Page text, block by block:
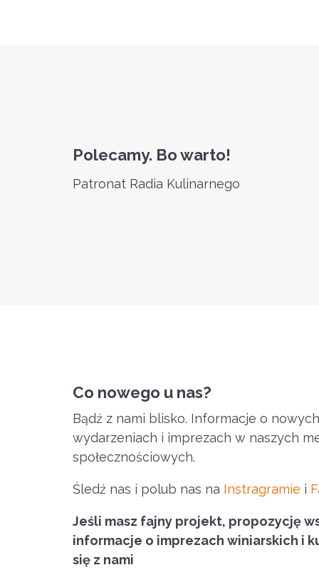
Polecamy. Bo warto!
Patronat Radia Kulinarnego
Co nowego u nas?
Bądź z nami blisko. Informacje o
wydarzeniach i imprezach w naszych
społecznościowych.
Śledź nas i polub nas na Instragramie i
Jeśli masz fajny projekt, propozycję
informacje o imprezach winiarskich i
się z nami